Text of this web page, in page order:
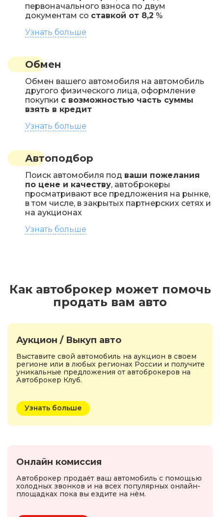
первоначального взноса по двум
документам со ставкой от 8,2 %
Узнать больше
Обмен
Обмен вашего автомобиля на автомобиль
другого физического лица, оформление
покупки с возможностью часть суммы
взять в кредит
Узнать больше
Автоподбор
Поиск автомобиля под ваши пожелания
по цене и качеству, автоброкеры
просматривают все предложения на рынке,
в том числе, в закрытых партнерских сетях и
на аукционах
Узнать больше
Как автоброкер может помочь
продать вам авто
Аукцион / Выкуп авто
Выставите свой автомобиль на аукцион в своем
регионе или в любых регионах России и получите
уникальные предложения от автоброкеров на
Автоброкер Клуб.
Узнать больше
Онлайн комиссия
Автоброкер продаёт ваш автомобиль с помощью
холодных звонков и на всех популярных онлайн-
площадках пока вы ездите на нём.